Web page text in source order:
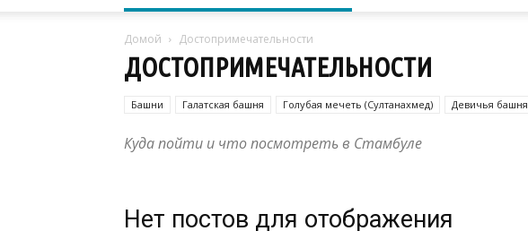
Домой Достопримечательности
ДОСТОПРИМЕЧАТЕЛЬНОСТИ
Башни Галатская башня Голубая мечеть (Султанахмед) Девичья башня
Куда пойти и что посмотреть в Стамбуле
Нет постов для отображения